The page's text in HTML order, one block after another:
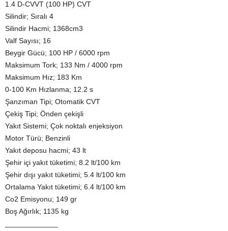
1.4 D-CVVT (100 HP) CVT
Silindir; Sıralı 4
Silindir Hacmi; 1368cm3
Valf Sayısı; 16
Beygir Gücü; 100 HP / 6000 rpm
Maksimum Tork; 133 Nm / 4000 rpm
Maksimum Hız; 183 Km
0-100 Km Hızlanma; 12.2 s
Şanzıman Tipi; Otomatik CVT
Çekiş Tipi; Önden çekişli
Yakıt Sistemi; Çok noktalı enjeksiyon
Motor Türü; Benzinli
Yakıt deposu hacmi; 43 lt
Şehir içi yakıt tüketimi; 8.2 lt/100 km
Şehir dışı yakıt tüketimi; 5.4 lt/100 km
Ortalama Yakıt tüketimi; 6.4 lt/100 km
Co2 Emisyonu; 149 gr
Boş Ağırlık; 1135 kg